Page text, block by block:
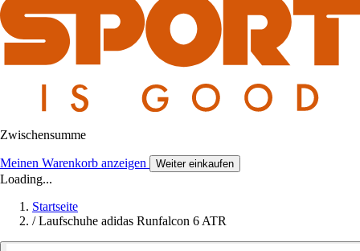
Zwischensumme
Meinen Warenkorb anzeigen Weiter einkaufen
Loading...
Startseite
/ Laufschuhe adidas Runfalcon 6 ATR